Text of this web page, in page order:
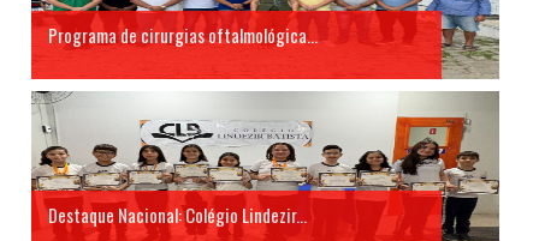
Programa de cirurgias oftalmológica...
Destaque Nacional: Colégio Lindezir...